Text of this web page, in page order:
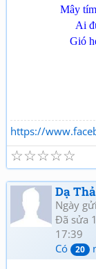
Mây
Ai
Gió
https://
☆
☆
☆
☆
☆
Dạ
Ngày
Đã sửa
17:39
Có
20